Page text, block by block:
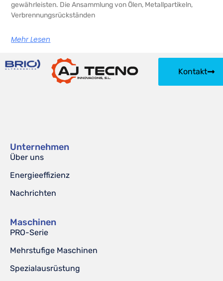
gewährleisten. Die Ansammlung von Ölen, Metallpartikeln,
Verbrennungsrückständen
Mehr Lesen
Kontakt
Unternehmen
Über uns
Energieeffizienz
Nachrichten
Maschinen
PRO-Serie
Mehrstufige Maschinen
Spezialausrüstung